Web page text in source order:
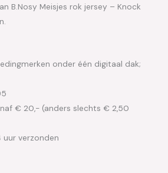
B.Nosy Meisjes rok jersey – Knock
onder één digitaal dak;
€ 20,- (anders slechts € 2,50
uur verzonden